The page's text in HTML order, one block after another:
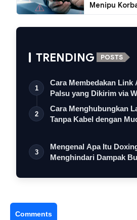
Menipu
TRENDING POSTS
1
Cara Membedakan Link
Palsu yang Dikirim via
2
Cara Menghubungkan
Tanpa Kabel dengan
3
Mengenal Apa Itu
Menghindari Dampak
Comments